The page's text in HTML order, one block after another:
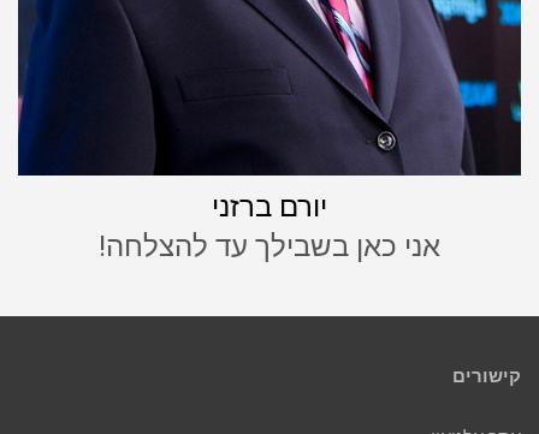
יורם ברזני
אני כאן בשבילך עד להצלחה!
קישורים